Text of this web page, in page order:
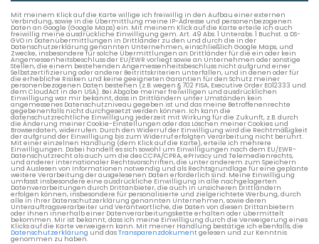
Mit meinem Klick auf die Karte willige ich freiwillig in den Aufbau einer externen
Verbindung, sowie in die Übermittlung meine IP-Adresse und personenbezogenen
Daten an Google (Google Maps) ein. Mit meinem Klick auf die Karte erteile ich auch
freiwillig meine ausdrückliche Einwilligung gem. Art. 49 Abs. 1 Unterabs. 1 Buchst. a DS-
GVO in Datenübermittlungen in Drittländer zu den und durch die in der
Datenschutzerklärung genannten Unternehmen, einschließlich Google Maps, und
Zwecke, insbesondere für solche Übermittlungen an Drittländer für die ein oder kein
Angemessenheitsbeschluss der EU/EWR vorliegt sowie an Unternehmen oder sonstige
Stellen, die einem bestehenden Angemessenheitsbeschluss nicht aufgrund einer
Selbstzertifizierung oder anderer Beitrittskriterien unterfallen, und in denen oder für
die erhebliche Risiken und keine geeigneten Garantien für den Schutz meiner
personenbezogenen Daten bestehen (z.B. wegen § 702 FISA, Executive Order EO12333 und
dem CloudAct in den USA). Bei Abgabe meiner freiwilligen und ausdrücklichen
Einwilligung war mir bekannt, dass in Drittländern unter Umständen kein
angemessenes Datenschutzniveau gegeben ist und das meine Betroffenenrechte
gegebenenfalls nicht durchgesetzt werden können. Ich kann die
datenschutzrechtliche Einwilligung jederzeit mit Wirkung für die Zukunft, z.B. durch
die Änderung meiner Cookie-Einstellungen oder das Löschen meiner Cookies und
Browserdaten, widerrufen. Durch den Widerruf der Einwilligung wird die Rechtmäßigkeit
der aufgrund der Einwilligung bis zum Widerruf erfolgten Verarbeitung nicht berührt.
Mit einer einzelnen Handlung (dem Klick auf die Karte), erteile ich mehrere
Einwilligungen. Dabei handelt es sich sowohl um Einwilligungen nach dem EU/EWR-
Datenschutzrecht als auch um die des CCPA/CPRA, ePrivacy und Telemedienrechts,
und anderer internationaler Rechtsvorschriften, die unter anderem zum Speichern
und Auslesen von Informationen notwendig und als Rechtsgrundlage für eine geplante
weitere Verarbeitung der ausgelesenen Daten erforderlich sind. Meine Einwilligung
umfasst insbesondere eine ausdrückliche Einwilligung in alle nachgelagerten
Datenverarbeitungen durch Drittanbieter, die auch in unsicheren Drittländern
erfolgen können, insbesondere für personalisierte und zielgerichtete Werbung, durch
alle in ihrer Datenschutzerklärung genannten Unternehmen, sowie deren
Unterauftragsverarbeiter und Verantwortliche, die Daten von diesen Drittanbietern
oder ihnen innerhalb einer Datenverarbeitungskette erhalten oder übermittelt
bekommen. Mir ist bekannt, dass ich meine Einwilligung durch die Verweigerung eines
Klicks auf die Karte verweigern kann. Mit meiner Handlung bestätige ich ebenfalls, die
Datenschutzerklärung und dasTransparenzdokumentgelesen und zur Kenntnis
genommen zu haben.